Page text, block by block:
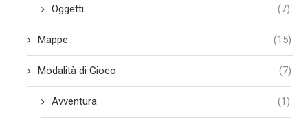
Oggetti (7)
Mappe (15)
Modalità di Gioco (7)
Avventura (1)